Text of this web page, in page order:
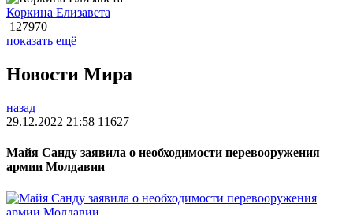
Коркина Елизавета
127970
показать ещё
Новости Мира
назад
29.12.2022 21:58 11627
Майя Санду заявила о необходимости перевооружения
армии Молдавии